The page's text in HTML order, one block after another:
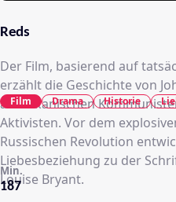
Reds
Der Film, basierend auf
erzählt die Geschichte von
amerikanischen
Aktivisten. Vor dem
Russischen Revolution
Liebesbeziehung zu der
Louise Bryant.
187
Min.
Film Drama Historie